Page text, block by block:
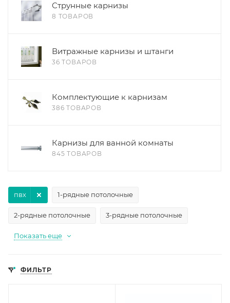
Струнные карнизы
8 ТОВАРОВ
Витражные карнизы и штанги
36 ТОВАРОВ
Комплектующие к карнизам
386 ТОВАРОВ
Карнизы для ванной комнаты
845 ТОВАРОВ
1-рядные потолочные
2-рядные потолочные 3-рядные потолочные
пвх
Показать еще
ФИЛЬТР